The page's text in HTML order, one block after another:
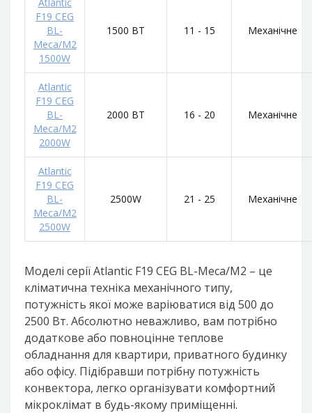
F19 CEG
BL-
Meca/M2
1500W
1500 ВТ 11 - 15 Механічне
Atlantic
F19 CEG
BL-
Meca/M2
2000W
2000 ВТ 16 - 20 Механічне
Atlantic
F19 CEG
BL-
Meca/M2
2500W
2500W 21 - 25 Механічне
Моделі серії Atlantic F19 CEG BL-Meca/M2 – це
кліматична техніка механічного типу,
потужність якої може варіюватися від 500 до
2500 Вт. Абсолютно неважливо, вам потрібно
додаткове або повноцінне теплове
обладнання для квартири, приватного будинку
або офісу. Підібравши потрібну потужність
конвектора, легко організувати комфортний
мікроклімат в будь-якому приміщенні.